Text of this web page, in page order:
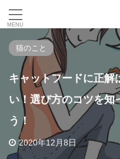
猫のこと
キャットフードに正解
い！選び方のコツを知
う！
2020年12月8日